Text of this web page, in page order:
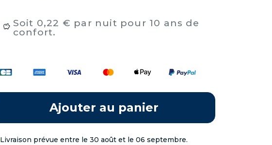
Soit 0,22 € par nuit pour 10 ans de
confort.
Ajouter au panier
Livraison prévue entre le 30 août et le 06 septembre.